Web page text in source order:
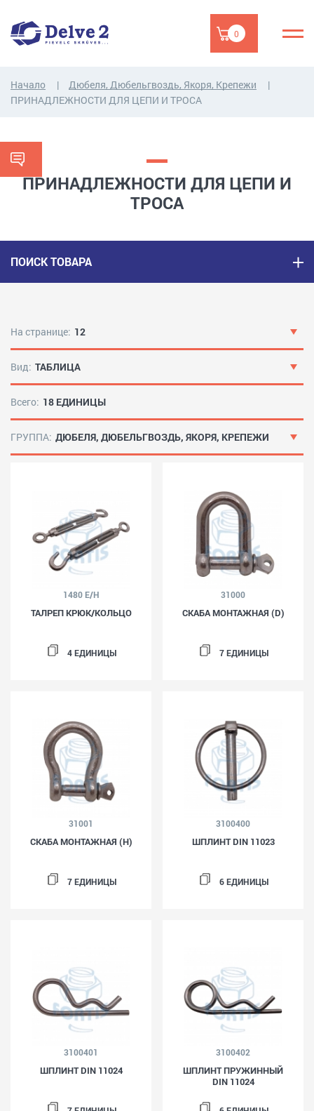
0
Начало
Дюбеля, Дюбельгвоздь, Якоря, Крепежи
ПРИНАДЛЕЖНОСТИ ДЛЯ ЦЕПИ И ТРОСA
ПРИНАДЛЕЖНОСТИ ДЛЯ ЦЕПИ И
ТРОСA
ПОИСК ТОВАРА
На странице: 12
Вид: ТАБЛИЦА
Всего: 18 ЕДИНИЦЫ
ГРУППА: ДЮБЕЛЯ, ДЮБЕЛЬГВОЗДЬ, ЯКОРЯ, КРЕПЕЖИ
1480 E/H
ТАЛРЕП КРЮК/КОЛЬЦО
4 ЕДИНИЦЫ
31000
СКАБА МОНТАЖНАЯ (D)
7 ЕДИНИЦЫ
31001
СКАБА МОНТАЖНАЯ (H)
7 ЕДИНИЦЫ
3100400
ШПЛИНТ DIN 11023
6 ЕДИНИЦЫ
3100401
ШПЛИНТ DIN 11024
3100402
ШПЛИНТ ПРУЖИННЫЙ
DIN 11024